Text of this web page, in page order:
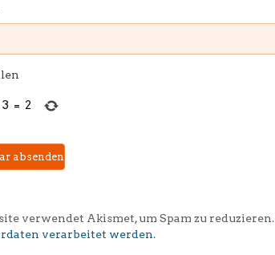
3 = 2
verwendet Akismet, um Spam zu reduzieren.
verarbeitet werden.